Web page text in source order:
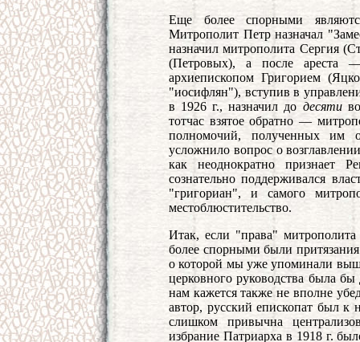
Еще более спорными
Митрополит Петр назначал
назначил митрополита Сергия
(Петровых), а после ареста
архиепископом Григорием
"иосифлян"), вступив в
в 1926 г., назначил до десяти
тотчас взятое обратно —
полномочий, полученных им
усложнило вопрос о
как неоднократно признает
сознательно поддерживался
"григориан", и самого
местоблюстительство.
Итак, если "права"
более спорными были
о которой мы уже упоминали
церковного руководства была бы
нам кажется также не вполне
автор, русский епископат был к
слишком привычна
избрание Патриарха в 1918 г.